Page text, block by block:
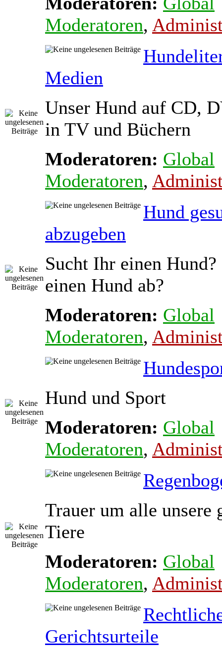
Moderatoren,
Medien
Unser Hund auf CD,
in TV und Büchern
Moderatoren: Global
Moderatoren,
Hund
abzugeben
Sucht Ihr einen
einen Hund ab?
Moderatoren: Global
Moderatoren,
Hund und Sport
Moderatoren: Global
Moderatoren,
Trauer um alle unsere
Tiere
Moderatoren: Global
Moderatoren,
Gerichtsurteile